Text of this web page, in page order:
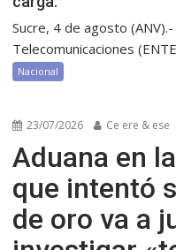
Sucre, 4 de agosto
Telecomunicaciones
Nacional
23/07/2026 Ce ere & ese
Aduana en
que intentó
de oro va a